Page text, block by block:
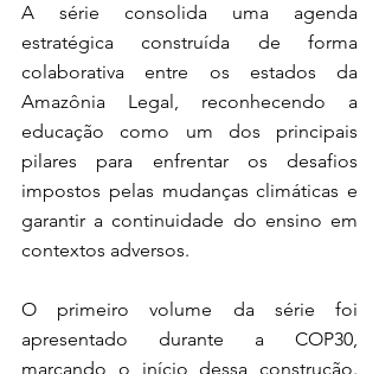
A série consolida uma agenda
estratégica construída de forma
colaborativa entre os estados da
Amazônia Legal, reconhecendo a
educação como um dos principais
pilares para enfrentar os desafios
impostos pelas mudanças climáticas e
garantir a continuidade do ensino em
contextos adversos.
O primeiro volume da série foi
apresentado durante a COP30,
marcando o início dessa construção.